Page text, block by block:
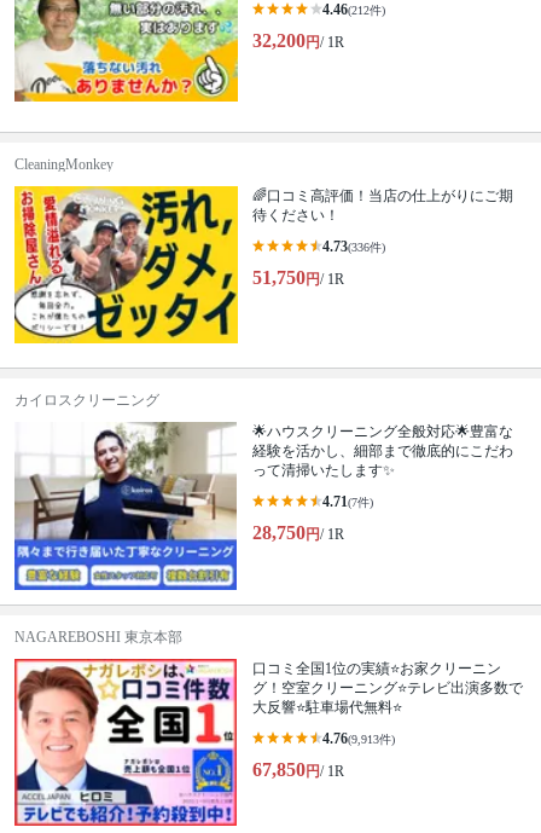
4.46(212件)
32,200円/ 1R
CleaningMonkey
🌈口コミ高評価！当店の仕上がりにご期
待ください！
4.73(336件)
51,750円/ 1R
カイロスクリーニング
🌟ハウスクリーニング全般対応🌟豊富な
経験を活かし、細部まで徹底的にこだわ
って清掃いたします✨
4.71(7件)
28,750円/ 1R
NAGAREBOSHI 東京本部
口コミ全国1位の実績⭐お家クリーニン
グ！空室クリーニング⭐テレビ出演多数で
大反響⭐駐車場代無料⭐
4.76(9,913件)
67,850円/ 1R